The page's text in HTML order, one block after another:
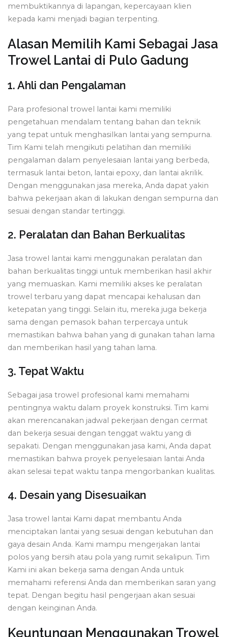
membuktikannya di lapangan, kepercayaan klien
kepada kami menjadi bagian terpenting.
Alasan Memilih Kami Sebagai Jasa
Trowel Lantai di Pulo Gadung
1. Ahli dan Pengalaman
Para profesional trowel lantai kami memiliki
pengetahuan mendalam tentang bahan dan teknik
yang tepat untuk menghasilkan lantai yang sempurna.
Tim Kami telah mengikuti pelatihan dan memiliki
pengalaman dalam penyelesaian lantai yang berbeda,
termasuk lantai beton, lantai epoxy, dan lantai akrilik.
Dengan menggunakan jasa mereka, Anda dapat yakin
bahwa pekerjaan akan di lakukan dengan sempurna dan
sesuai dengan standar tertinggi.
2. Peralatan dan Bahan Berkualitas
Jasa trowel lantai kami menggunakan peralatan dan
bahan berkualitas tinggi untuk memberikan hasil akhir
yang memuaskan. Kami memiliki akses ke peralatan
trowel terbaru yang dapat mencapai kehalusan dan
ketepatan yang tinggi. Selain itu, mereka juga bekerja
sama dengan pemasok bahan terpercaya untuk
memastikan bahwa bahan yang di gunakan tahan lama
dan memberikan hasil yang tahan lama.
3. Tepat Waktu
Sebagai jasa trowel profesional kami memahami
pentingnya waktu dalam proyek konstruksi. Tim kami
akan merencanakan jadwal pekerjaan dengan cermat
dan bekerja sesuai dengan tenggat waktu yang di
sepakati. Dengan menggunakan jasa kami, Anda dapat
memastikan bahwa proyek penyelesaian lantai Anda
akan selesai tepat waktu tanpa mengorbankan kualitas.
4. Desain yang Disesuaikan
Jasa trowel lantai Kami dapat membantu Anda
menciptakan lantai yang sesuai dengan kebutuhan dan
gaya desain Anda. Kami mampu mengerjakan lantai
polos yang bersih atau pola yang rumit sekalipun. Tim
Kami ini akan bekerja sama dengan Anda untuk
memahami referensi Anda dan memberikan saran yang
tepat. Dengan begitu hasil pengerjaan akan sesuai
dengan keinginan Anda.
Keuntungan Menggunakan Trowel